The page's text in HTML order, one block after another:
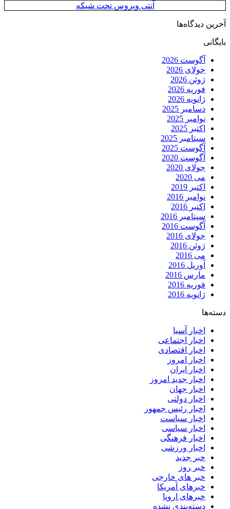
آنتی ویروس تحت شبکه
آخرین دیدگاه‌ها
بایگانی
آگوست 2026
جولای 2026
ژوئن 2026
فوریه 2026
ژانویه 2026
دسامبر 2025
نوامبر 2025
اکتبر 2025
سپتامبر 2025
آگوست 2025
آگوست 2020
جولای 2020
می 2020
اکتبر 2019
نوامبر 2016
اکتبر 2016
سپتامبر 2016
آگوست 2016
جولای 2016
ژوئن 2016
می 2016
آوریل 2016
مارس 2016
فوریه 2016
ژانویه 2016
دسته‌ها
اخبار آسیا
اخبار اجتماعی
اخبار اقتصادی
اخبار امروز
اخبار ایران
اخبار جدید امروز
اخبار جهان
اخبار دولتی
اخبار رئیس جمهور
اخبار سیاست
اخبار سیاسی
اخبار فرهنگی
اخبار ورزشی
خبر جدید
خبر روز
خبر های خارجی
خبرهای آمریکا
خبرهای اروپا
دسته‌بندی نشده